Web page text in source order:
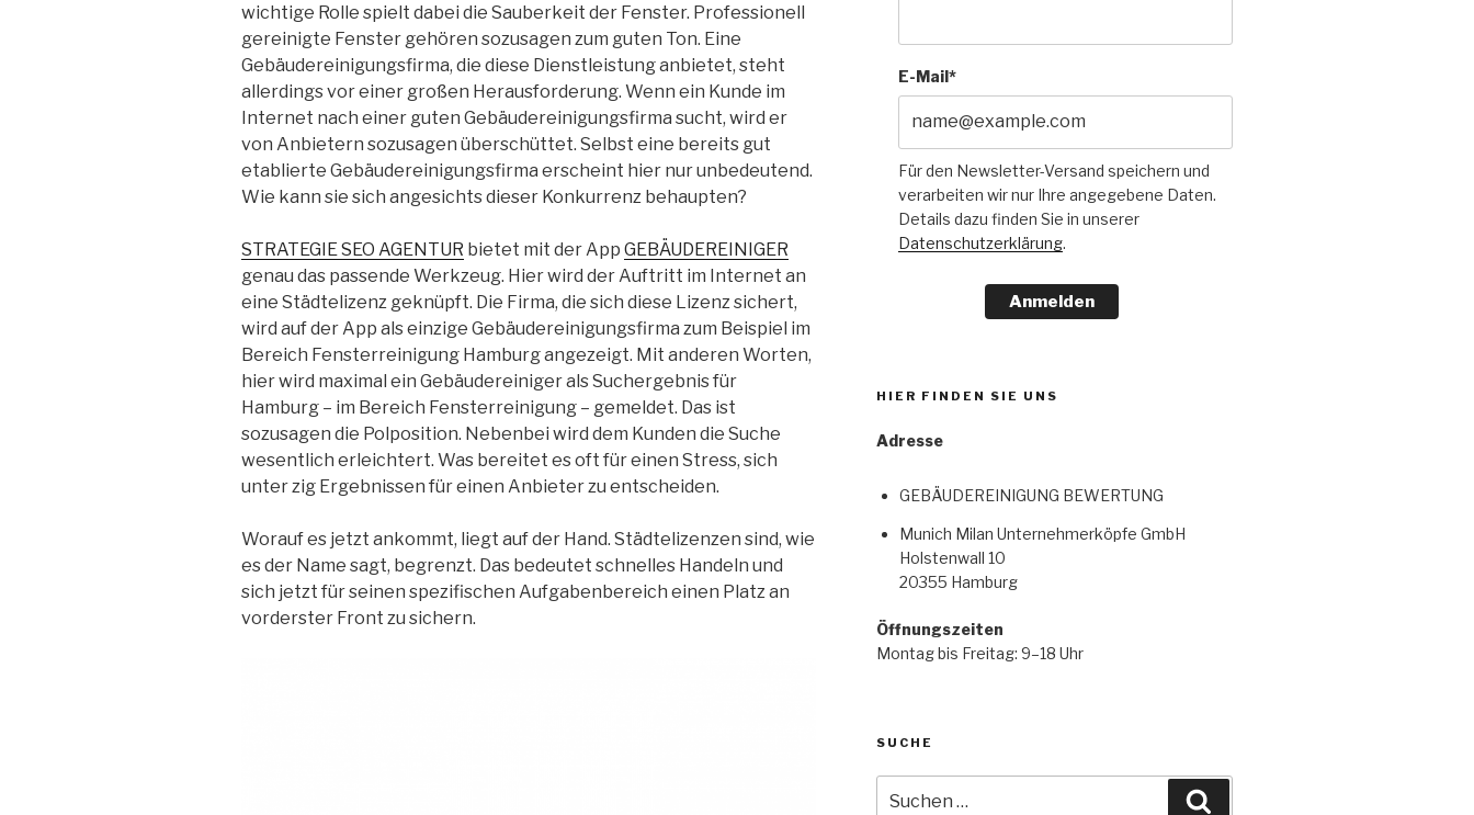
wichtige Rolle spielt dabei die Sauberkeit der Fenster. Professionell
gereinigte Fenster gehören sozusagen zum guten Ton. Eine
Gebäudereinigungsfirma, die diese Dienstleistung anbietet, steht
allerdings vor einer großen Herausforderung. Wenn ein Kunde im
Internet nach einer guten Gebäudereinigungsfirma sucht, wird er
von Anbietern sozusagen überschüttet. Selbst eine bereits gut
etablierte Gebäudereinigungsfirma erscheint hier nur unbedeutend.
Wie kann sie sich angesichts dieser Konkurrenz behaupten?
STRATEGIE SEO AGENTUR bietet mit der App GEBÄUDEREINIGER
genau das passende Werkzeug. Hier wird der Auftritt im Internet an
eine Städtelizenz geknüpft. Die Firma, die sich diese Lizenz sichert,
wird auf der App als einzige Gebäudereinigungsfirma zum Beispiel im
Bereich Fensterreinigung Hamburg angezeigt. Mit anderen Worten,
hier wird maximal ein Gebäudereiniger als Suchergebnis für
Hamburg – im Bereich Fensterreinigung – gemeldet. Das ist
sozusagen die Polposition. Nebenbei wird dem Kunden die Suche
wesentlich erleichtert. Was bereitet es oft für einen Stress, sich
unter zig Ergebnissen für einen Anbieter zu entscheiden.
Worauf es jetzt ankommt, liegt auf der Hand. Städtelizenzen sind, wie
es der Name sagt, begrenzt. Das bedeutet schnelles Handeln und
sich jetzt für seinen spezifischen Aufgabenbereich einen Platz an
vorderster Front zu sichern.
E-Mail*
Für den Newsletter-Versand speichern und
verarbeiten wir nur Ihre angegebene Daten.
Details dazu finden Sie in unserer
Datenschutzerklärung.
Anmelden
HIER FINDEN SIE UNS
Adresse
GEBÄUDEREINIGUNG BEWERTUNG
Munich Milan Unternehmerköpfe GmbH
Holstenwall 10
20355 Hamburg
Öffnungszeiten
Montag bis Freitag: 9–18 Uhr
SUCHE